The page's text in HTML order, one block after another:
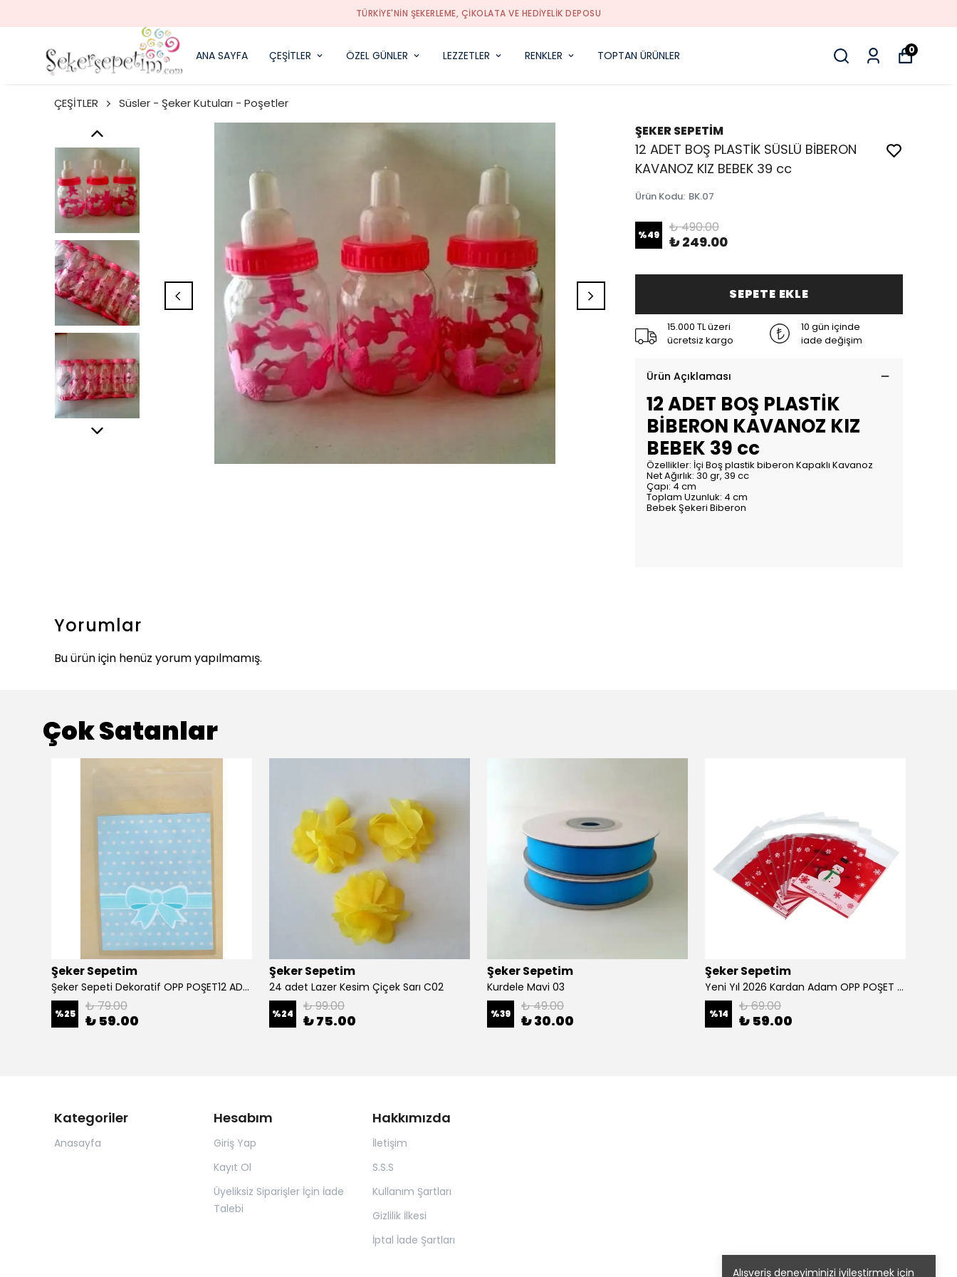
TÜRKIYE'NIN ŞEKERLEME, ÇIKOLATA VE HEDIYELIK DEPOSU
ANA SAYFA ÇEŞİTLER ÖZEL GÜNLER LEZZETLER RENKLER TOPTAN ÜRÜNLER 0
Alışveriş deneyiminizi iyileştirmek için
ÇEŞİTLER Süsler - Şeker Kutuları - Poşetler
ŞEKER SEPETİM
12 ADET BOŞ PLASTİK SÜSLÜ BİBERON
KAVANOZ KIZ BEBEK 39 cc
Ürün Kodu: BK.07
%49 ₺ 490.00
₺ 249.00
SEPETE EKLE
15.000 TL üzeri
ücretsiz kargo
10 gün içinde
iade değişim
Ürün Açıklaması
12 ADET BOŞ PLASTİK
BİBERON KAVANOZ KIZ
BEBEK 39 cc
Özellikler: İçi Boş plastik biberon Kapaklı Kavanoz
Net Ağırlık: 30 gr, 39 cc
Çapı: 4 cm
Toplam Uzunluk: 4 cm
Bebek Şekeri Biberon
Yorumlar
Bu ürün için henüz yorum yapılmamış.
Çok Satanlar
Şeker Sepetim
Şeker Sepeti Dekoratif OPP POŞET12 ADET Turkuaz B05
%25 ₺ 79.00
₺ 59.00
Şeker Sepetim
24 adet Lazer Kesim Çiçek Sarı C02
%24 ₺ 99.00
₺ 75.00
Şeker Sepetim
Kurdele Mavi 03
%39 ₺ 49.00
₺ 30.00
Şeker Sepetim
Yeni Yıl 2026 Kardan Adam OPP POŞET 12 ADET B01
%14 ₺ 69.00
₺ 59.00
Kategoriler
Anasayfa
Hesabım
Giriş Yap
Kayıt Ol
Üyeliksiz Siparişler İçin İade
Talebi
Hakkımızda
İletişim
S.S.S
Kullanım Şartları
Gizlilik İlkesi
İptal İade Şartları